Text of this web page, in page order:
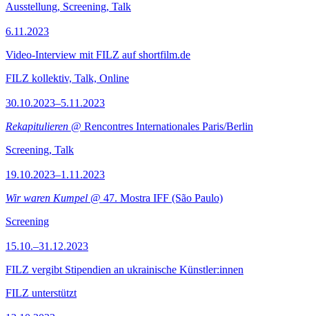
Ausstellung, Screening, Talk
6.11.2023
Video-Interview mit FILZ auf shortfilm.de
FILZ kollektiv, Talk, Online
30.10.2023–5.11.2023
Rekapitulieren @ Rencontres Internationales Paris/Berlin
Screening, Talk
19.10.2023–1.11.2023
Wir waren Kumpel @ 47. Mostra IFF (São Paulo)
Screening
15.10.–31.12.2023
FILZ vergibt Stipendien an ukrainische Künstler:innen
FILZ unterstützt